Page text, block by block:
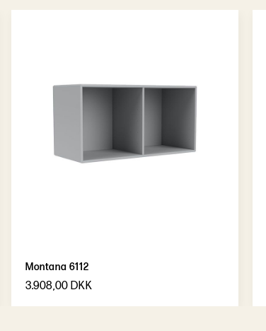
Montana 6112
3.908,00 DKK